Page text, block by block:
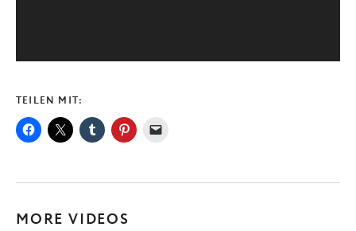
TEILEN MIT:
MORE VIDEOS